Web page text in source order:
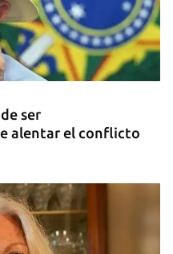
sistemas fotovoltaicos
ser
alentar el conflicto